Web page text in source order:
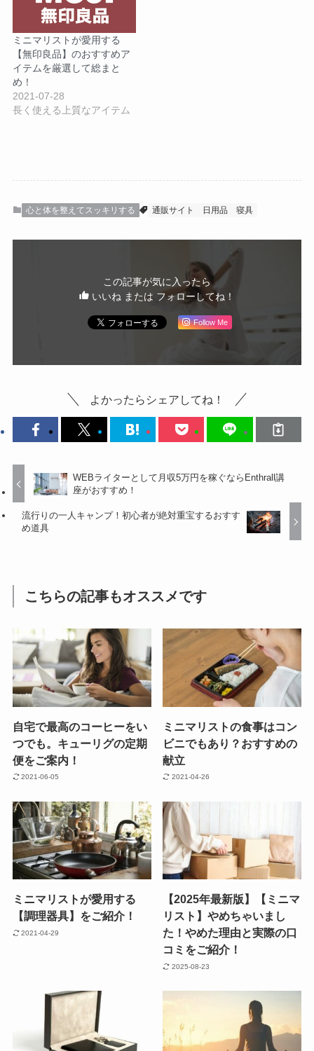
ミニマリストが愛用する
【無印良品】のおすすめア
イテムを厳選して総まと
め！
2021-07-28
長く使える上質なアイテム
心と体を整えてスッキリする 通販サイト 日用品 寝具
この記事が気に入ったら
いいね または フォローしてね！
Follow Me
よかったらシェアしてね！
WEBライターとして月収5万円を稼ぐならEnthrall講
座がおすすめ！
流行りの一人キャンプ！初心者が絶対重宝するおすす
め道具
こちらの記事もオススメです
自宅で最高のコーヒーをい
つでも。キューリグの定期
便をご案内！
2021-06-05
ミニマリストの食事はコン
ビニでもあり？おすすめの
献立
2021-04-26
ミニマリストが愛用する
【調理器具】をご紹介！
2021-04-29
【2025年最新版】【ミニマ
リスト】やめちゃいまし
た！やめた理由と実際の口
コミをご紹介！
2025-08-23